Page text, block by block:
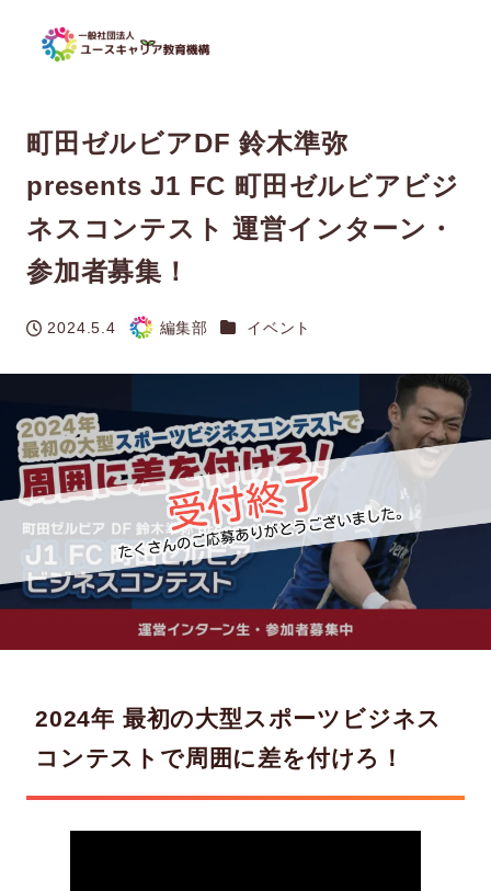
町田ゼルビアDF 鈴木準弥
presents J1 FC 町田ゼルビアビジ
ネスコンテスト 運営インターン・
参加者募集！
投稿日
2024.5.4
著
編集部 カテゴリー
イベント
2024年 最初の大型スポーツビジネス
コンテストで周囲に差を付けろ！